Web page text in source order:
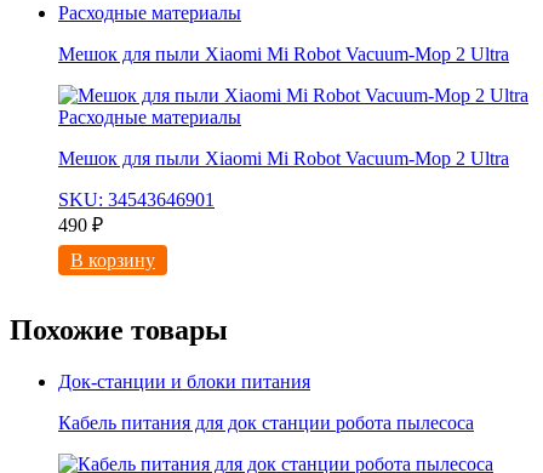
Расходные материалы
Мешок для пыли Xiaomi Mi Robot Vacuum-Mop 2 Ultra
Расходные материалы
Мешок для пыли Xiaomi Mi Robot Vacuum-Mop 2 Ultra
SKU: 34543646901
490 ₽
В корзину
Похожие товары
Док-станции и блоки питания
Кабель питания для док станции робота пылесоса